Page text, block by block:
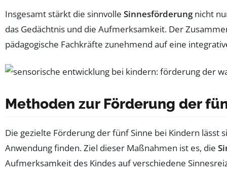
Insgesamt stärkt die sinnvolle Sinnesförderungnicht
das Gedächtnis und die Aufmerksamkeit. Der
pädagogische Fachkräfte zunehmend auf eine
Methoden zur Förderung der
Die gezielte Förderung der fünf Sinne bei Kindern
Anwendung finden. Ziel dieser Maßnahmen ist es, die
Aufmerksamkeit des Kindes auf verschiedene